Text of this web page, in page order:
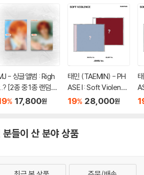
- 싱글앨범 : Righ
[2종 중 1종 랜덤발
]% 17,800원
태민 (TAEMIN) - PH
ASE I : Soft Violence
[JEWEL Ver.][2종 SE
19% 28,000원
들이 산 분야 상품